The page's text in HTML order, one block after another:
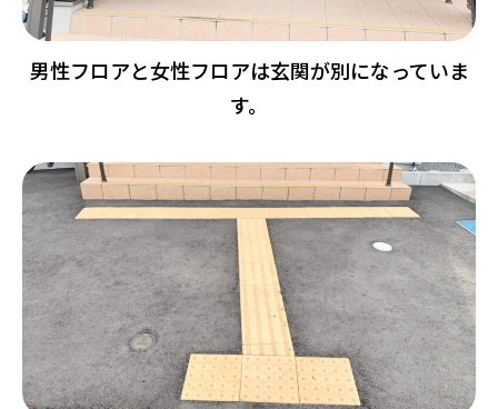
男性フロアと女性フロアは玄関が別になっていま
す。